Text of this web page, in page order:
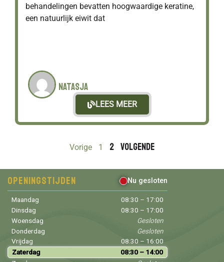
behandelingen bevatten hoogwaardige keratine,
een natuurlijk eiwit dat
Natasja
LEES MEER
Vorige 1 2 Volgende
Openingstijden Nu gesloten
Maandag
08:30 – 17:00
Dinsdag
08:30 – 17:00
Woensdag
Gesloten
Donderdag
Gesloten
Vrijdag
08:30 – 16:00
Zaterdag
08:30 – 14:00